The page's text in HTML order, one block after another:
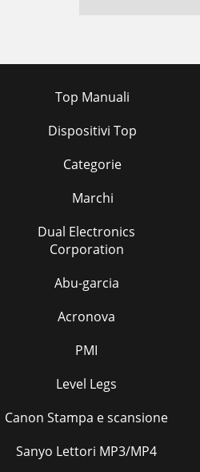
Top Manuali
Dispositivi Top
Categorie
Marchi
Dual Electronics
Corporation
Abu-garcia
Acronova
PMI
Level Legs
Canon Stampa e scansione
Sanyo Lettori MP3/MP4